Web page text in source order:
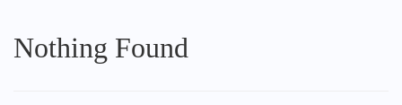
Nothing Found